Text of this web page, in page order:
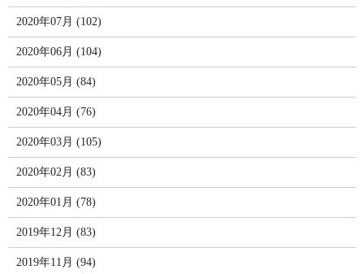
2020年07月 (102)
2020年06月 (104)
2020年05月 (84)
2020年04月 (76)
2020年03月 (105)
2020年02月 (83)
2020年01月 (78)
2019年12月 (83)
2019年11月 (94)